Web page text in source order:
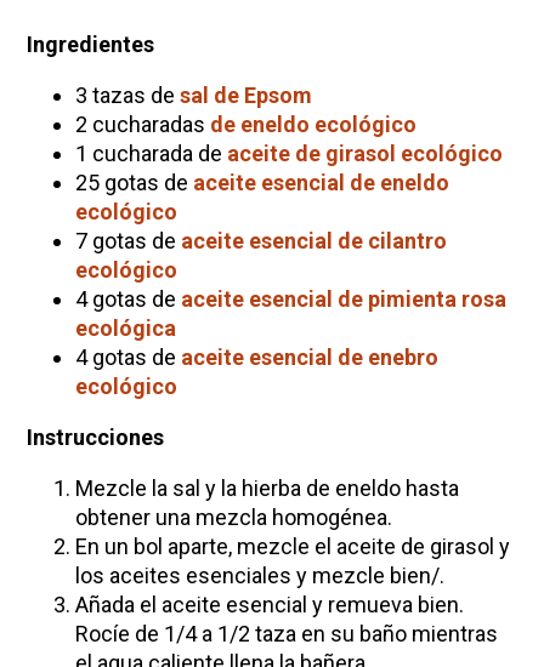
Ingredientes
3 tazas de sal de Epsom
2 cucharadas de eneldo ecológico
1 cucharada de aceite de girasol ecológico
25 gotas de aceite esencial de eneldo
ecológico
7 gotas de aceite esencial de cilantro
ecológico
4 gotas de aceite esencial de pimienta rosa
ecológica
4 gotas de aceite esencial de enebro
ecológico
Instrucciones
Mezcle la sal y la hierba de eneldo hasta
obtener una mezcla homogénea.
En un bol aparte, mezcle el aceite de girasol y
los aceites esenciales y mezcle bien/.
Añada el aceite esencial y remueva bien.
Rocíe de 1/4 a 1/2 taza en su baño mientras
EXPLORE OUR RECENT PODCASTS
Aromatics, Bitters, and Tonics Part 1 | Featuring
Guido Masé (Vault Release)
Herbal First Aid for the Home | Featuring 7Song
(Vault Release)
Community Herbalism Part 2 | Featuring
Rosemary Gladstar (Vault Release)
Community Herbalism Part 1 | Featuring
Rosemary Gladstar (Vault Release)
Appalachian Folk Magic & Hedgecraft Pt. 2 |
Featuring Rebecca Beyer